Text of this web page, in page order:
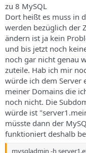
zu 8 MySQL
Dort heißt es muss in
werden bezüglich der
ändern ist ja kein
und bis jetzt noch
noch gar nicht genau
zuteile. Hab ich mir
würde ich dem Server
meiner Domains die
noch nicht. Die
würde ist
müsste dann der
funktioniert deshalb
mysqladmin -h